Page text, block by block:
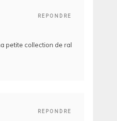
REPONDRE
petite collection de ral
REPONDRE